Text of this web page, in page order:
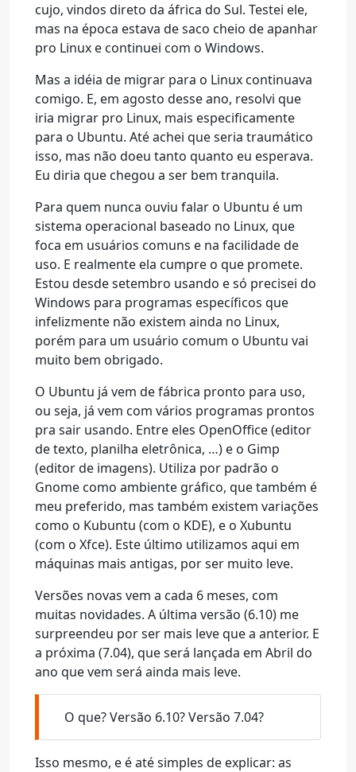
cujo, vindos direto da áfrica do Sul. Testei ele,
mas na época estava de saco cheio de apanhar
pro Linux e continuei com o Windows.
Mas a idéia de migrar para o Linux continuava
comigo. E, em agosto desse ano, resolvi que
iria migrar pro Linux, mais especificamente
para o Ubuntu. Até achei que seria traumático
isso, mas não doeu tanto quanto eu esperava.
Eu diria que chegou a ser bem tranquila.
Para quem nunca ouviu falar o Ubuntu é um
sistema operacional baseado no Linux, que
foca em usuários comuns e na facilidade de
uso. E realmente ela cumpre o que promete.
Estou desde setembro usando e só precisei do
Windows para programas específicos que
infelizmente não existem ainda no Linux,
porém para um usuário comum o Ubuntu vai
muito bem obrigado.
O Ubuntu já vem de fábrica pronto para uso,
ou seja, já vem com vários programas prontos
pra sair usando. Entre eles OpenOffice (editor
de texto, planilha eletrônica, …) e o Gimp
(editor de imagens). Utiliza por padrão o
Gnome como ambiente gráfico, que também é
meu preferido, mas também existem variações
como o Kubuntu (com o KDE), e o Xubuntu
(com o Xfce). Este último utilizamos aqui em
máquinas mais antigas, por ser muito leve.
Versões novas vem a cada 6 meses, com
muitas novidades. A última versão (6.10) me
surpreendeu por ser mais leve que a anterior. E
a próxima (7.04), que será lançada em Abril do
ano que vem será ainda mais leve.
O que? Versão 6.10? Versão 7.04?
Isso mesmo, e é até simples de explicar: as